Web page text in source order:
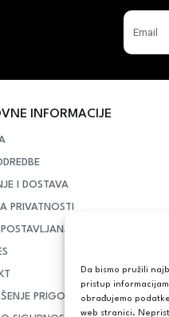
Da bismo pružili
pristup
obrađujemo
web stranici.
INFORMACIJE
I DOSTAVA
PRIVATNOSTI
PITANJA
PRIGOVORA POTROŠAČA